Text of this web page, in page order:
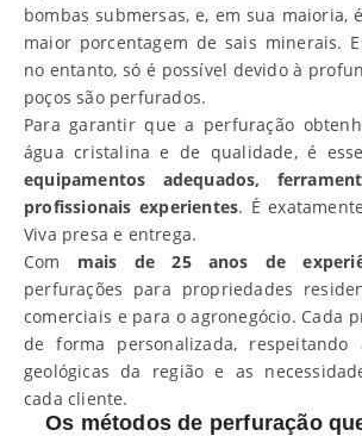
bombas submersas, e, em sua maioria,
maior porcentagem de sais minerais.
no entanto, só é possível devido à
poços são perfurados.
Para garantir que a perfuração
água cristalina e de qualidade,é
equipamentos adequados,
profissionais experientes. É
Viva presa e entrega.
Com mais de 25 anos de
perfurações para propriedades
comerciais e para o agronegócio. Cada
de forma personalizada, respeitando
geológicas da região e as
cada cliente.
Os métodos de perfuração